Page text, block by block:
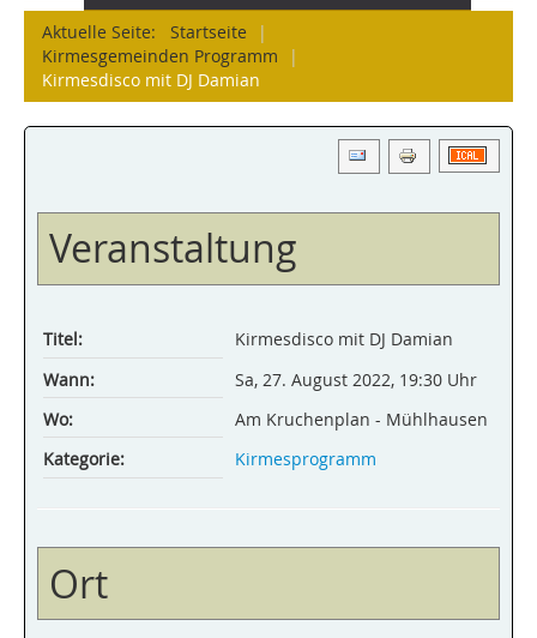
Aktuelle Seite: Startseite
|
Kirmesgemeinden Programm
|
Kirmesdisco mit DJ Damian
Veranstaltung
Titel:
Kirmesdisco mit DJ Damian
Wann:
Sa, 27. August 2022, 19:30 Uhr
Wo:
Am Kruchenplan - Mühlhausen
Kategorie:
Kirmesprogramm
Ort